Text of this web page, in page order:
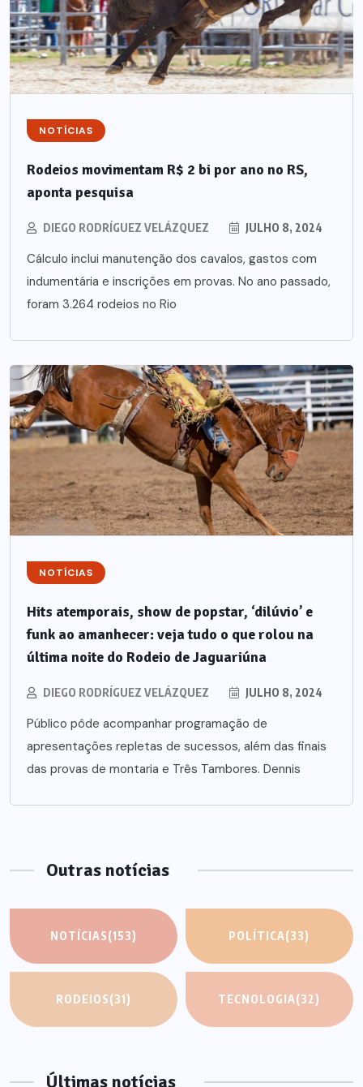
NOTÍCIAS
Rodeios movimentam R$ 2 bi por ano no RS,
aponta pesquisa
DIEGO RODRÍGUEZ VELÁZQUEZ JULHO 8, 2024
Cálculo inclui manutenção dos cavalos, gastos com
indumentária e inscrições em provas. No ano passado,
foram 3.264 rodeios no Rio
NOTÍCIAS
Hits atemporais, show de popstar, ‘dilúvio’ e
funk ao amanhecer: veja tudo o que rolou na
última noite do Rodeio de Jaguariúna
DIEGO RODRÍGUEZ VELÁZQUEZ JULHO 8, 2024
Público pôde acompanhar programação de
apresentações repletas de sucessos, além das finais
das provas de montaria e Três Tambores. Dennis
Outras notícias
NOTÍCIAS(153) POLÍTICA(33)
RODEIOS(31) TECNOLOGIA(32)
Últimas notícias